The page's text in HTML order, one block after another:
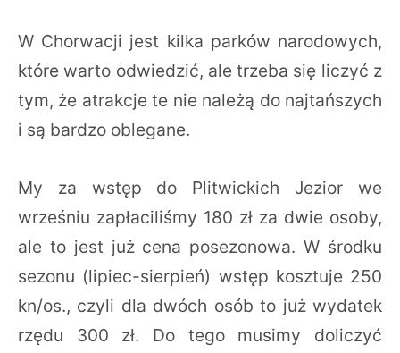
W Chorwacji jest kilka parków narodowych,
które warto odwiedzić, ale trzeba się liczyć z
tym, że atrakcje te nie należą do najtańszych
i są bardzo oblegane.
My za wstęp do Plitwickich Jezior we
wrześniu zapłaciliśmy 180 zł za dwie osoby,
ale to jest już cena posezonowa. W środku
sezonu (lipiec-sierpień) wstęp kosztuje 250
kn/os., czyli dla dwóch osób to już wydatek
rzędu 300 zł. Do tego musimy doliczyć